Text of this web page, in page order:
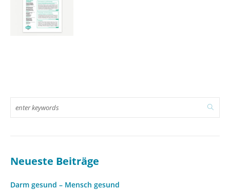
Neueste Beiträge
Darm gesund – Mensch gesund